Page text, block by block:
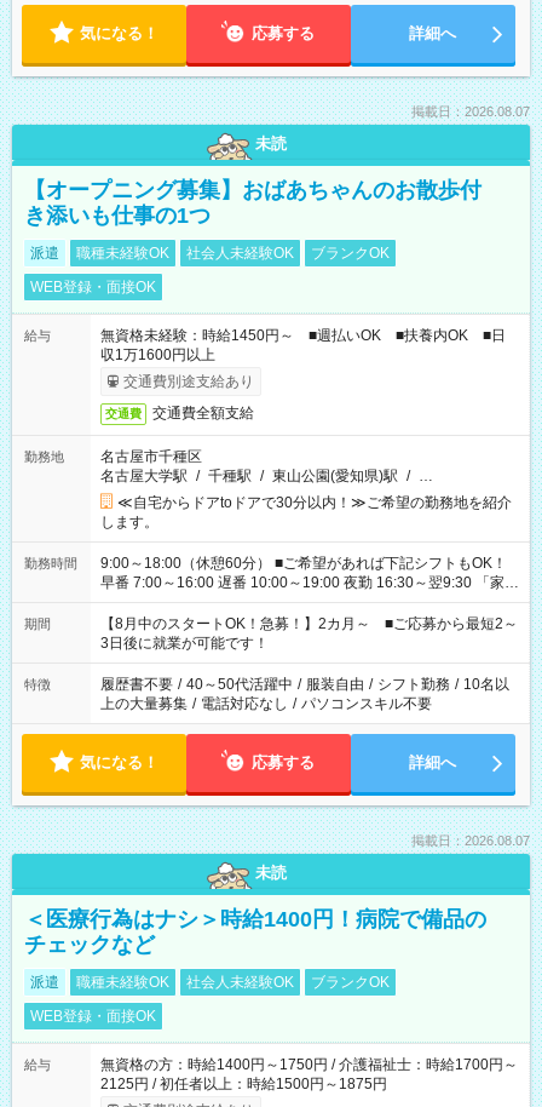
気になる！ 応募する 詳細へ
掲載日：2026.08.07
未読
【オープニング募集】おばあちゃんのお散歩付
き添いも仕事の1つ
派遣 職種未経験OK 社会人未経験OK
ブランクOK
WEB登録・面接OK
給与
無資格未経験：時給1450円～ ■週払いOK ■扶養内OK ■日
収1万1600円以上
交通費別途支給あり
交通費 交通費全額支給
勤務地
名古屋市千種区
名古屋大学駅 / 千種駅 / 東山公園(愛知県)駅 / …
≪自宅からドアtoドアで30分以内！≫ご希望の勤務地を紹介
します。
勤務時間
9:00～18:00（休憩60分） ■ご希望があれば下記シフトもOK！
早番 7:00～16:00 遅番 10:00～19:00 夜勤 16:30～翌9:30 「家族
と休みを合わせたい」 「余裕を持って夕飯の準備がしたい」
「できれば残業はしたくない」 など、ご希望を教えてください
ね。 ※Wワーク希望の方へ 今ご覧のお仕事で希望する勤務時間
と、もう1つのお仕事の勤務時間。 合計で週40時間を超える場
合は応募できません。
期間
【8月中のスタートOK！急募！】2カ月～ ■ご応募から最短2～
3日後に就業が可能です！
特徴 履歴書不要 / 40～50代活躍中 / 服装自由 / シフト勤務 / 10名以
上の大量募集 / 電話対応なし / パソコンスキル不要
気になる！ 応募する 詳細へ
掲載日：2026.08.07
未読
＜医療行為はナシ＞時給1400円！病院で備品の
チェックなど
派遣 職種未経験OK 社会人未経験OK
ブランクOK
WEB登録・面接OK
給与
無資格の方：時給1400円～1750円 / 介護福祉士：時給1700円～
2125円 / 初任者以上：時給1500円～1875円